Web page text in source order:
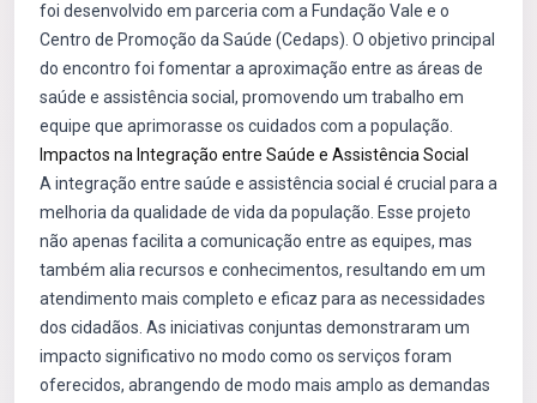
foi desenvolvido em parceria com a Fundação Vale e o
Centro de Promoção da Saúde (Cedaps). O objetivo principal
do encontro foi fomentar a aproximação entre as áreas de
saúde e assistência social, promovendo um trabalho em
equipe que aprimorasse os cuidados com a população.
Impactos na Integração entre Saúde e Assistência Social
A integração entre saúde e assistência social é crucial para a
melhoria da qualidade de vida da população. Esse projeto
não apenas facilita a comunicação entre as equipes, mas
também alia recursos e conhecimentos, resultando em um
atendimento mais completo e eficaz para as necessidades
dos cidadãos. As iniciativas conjuntas demonstraram um
impacto significativo no modo como os serviços foram
oferecidos, abrangendo de modo mais amplo as demandas